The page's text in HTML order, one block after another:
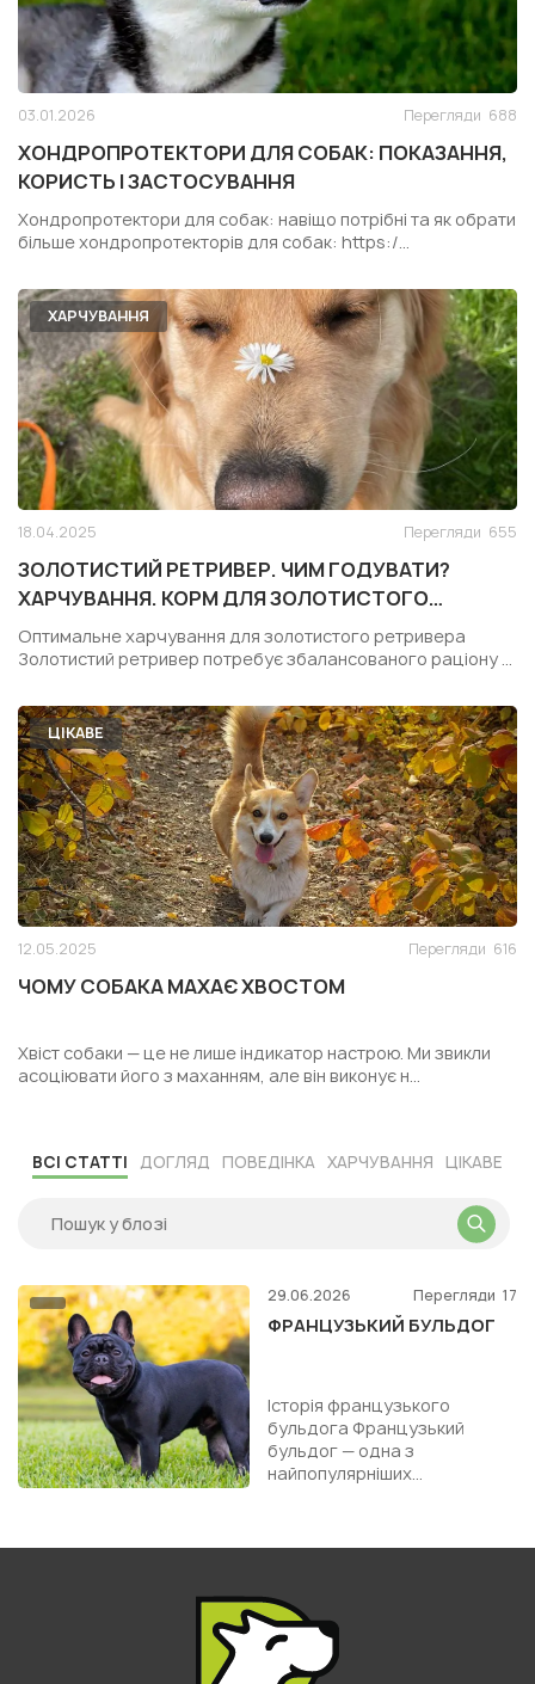
03.01.2026 Перегляди 688
ХОНДРОПРОТЕКТОРИ ДЛЯ СОБАК: ПОКАЗАННЯ,
КОРИСТЬ І ЗАСТОСУВАННЯ
Хондропротектори для собак: навіщо потрібні та як обрати
більше хондропротекторів для собак: https:/...
ХАРЧУВАННЯ
18.04.2025 Перегляди 655
ЗОЛОТИСТИЙ РЕТРИВЕР. ЧИМ ГОДУВАТИ?
ХАРЧУВАННЯ. КОРМ ДЛЯ ЗОЛОТИСТОГО
РЕТРИВЕРА
Оптимальне харчування для золотистого ретривера
Золотистий ретривер потребує збалансованого раціону ...
ЦІКАВЕ
12.05.2025 Перегляди 616
ЧОМУ СОБАКА МАХАЄ ХВОСТОМ
Хвіст собаки — це не лише індикатор настрою. Ми звикли
асоціювати його з маханням, але він виконує н...
ВСІ СТАТТІ ДОГЛЯД ПОВЕДІНКА ХАРЧУВАННЯ ЦІКАВЕ
29.06.2026 Перегляди 17
ФРАНЦУЗЬКИЙ БУЛЬДОГ
Історія французького
бульдога Французький
бульдог — одна з
найпопулярніших